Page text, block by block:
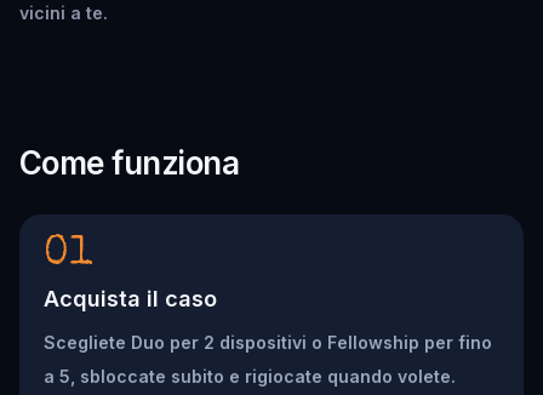
vicini a te.
Come funziona
01
Acquista il caso
Scegliete Duo per 2 dispositivi o Fellowship per fino
a 5, sbloccate subito e rigiocate quando volete.